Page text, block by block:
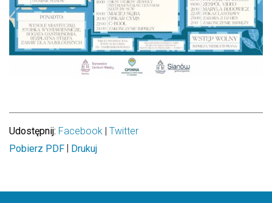
Udostępnij: Facebook Twitter
Pobierz PDF
Drukuj